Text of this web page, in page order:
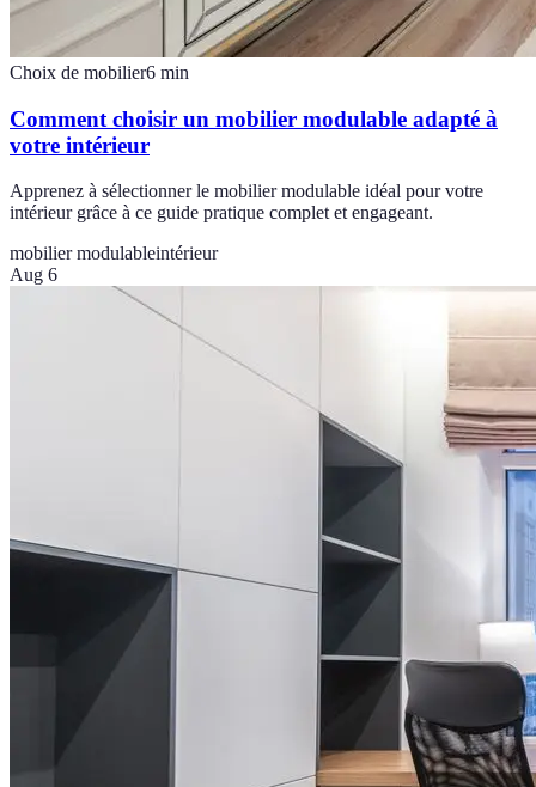
Choix de mobilier6 min
Comment choisir un mobilier modulable adapté à
votre intérieur
Apprenez à sélectionner le mobilier modulable idéal pour votre
intérieur grâce à ce guide pratique complet et engageant.
mobilier modulableintérieur
Aug 6